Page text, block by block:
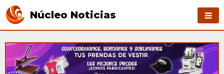
Núcleo Noticias